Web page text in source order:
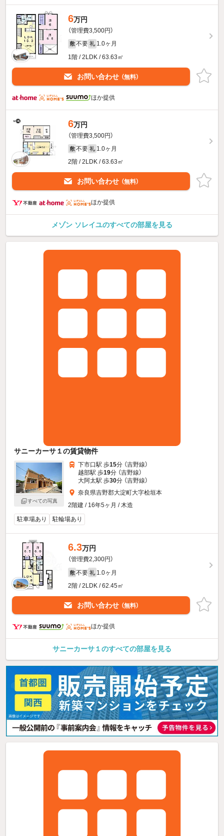
6万円
（管理費3,500円）
敷 不要 礼 1.0ヶ月
1階 / 2LDK / 63.63㎡
お問い合わせ （無料）
ほか提供
6万円
（管理費3,500円）
敷 不要 礼 1.0ヶ月
2階 / 2LDK / 63.63㎡
お問い合わせ （無料）
ほか提供
メゾン ソレイユのすべての部屋を見る
サニーカーサ１の賃貸物件
すべての写真
下市口駅 歩15分 （吉野線）
越部駅 歩19分 （吉野線）
大阿太駅 歩30分 （吉野線）
奈良県吉野郡大淀町大字桧垣本
2階建 / 16年5ヶ月 / 木造
駐車場あり
駐輪場あり
6.3万円
（管理費2,300円）
敷 不要 礼 1.0ヶ月
2階 / 2LDK / 62.45㎡
お問い合わせ （無料）
ほか提供
サニーカーサ１のすべての部屋を見る